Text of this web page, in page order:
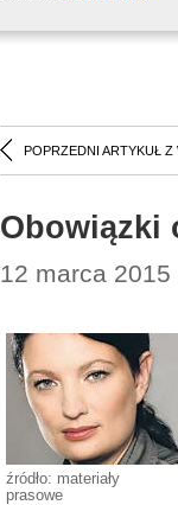
POPRZEDNI ARTYKUŁ Z
Obowiązki
12 marca
źródło: materiały
prasowe